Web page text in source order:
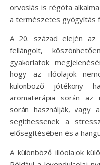
orvoslás is régóta
a természetes gyógyítás
A 20. század elején az
fellángolt,
gyakorlatok
hogy az illóolajok
különböző jótékony
aromaterápia során az
során használják, vagy
segíthessenek a
elősegítésében és a
A különböző illóolajok